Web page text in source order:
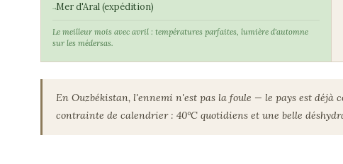
Mer d'Aral (expédition)
Le meilleur mois avec avril : températures parfaites, lumière d'automne
sur les médersas.
En Ouzbékistan, l'ennemi n'est pas la foule — le pays est
contrainte de calendrier : 40°C quotidiens et une belle